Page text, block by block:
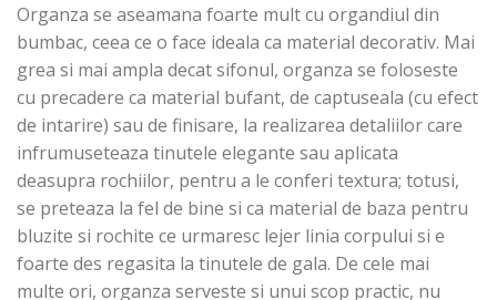
Organza se aseamana foarte mult cu organdiul din
bumbac, ceea ce o face ideala ca material decorativ. Mai
grea si mai ampla decat sifonul, organza se foloseste
cu precadere ca material bufant, de captuseala (cu efect
de intarire) sau de finisare, la realizarea detaliilor care
infrumuseteaza tinutele elegante sau aplicata
deasupra rochiilor, pentru a le conferi textura; totusi,
se preteaza la fel de bine si ca material de baza pentru
bluzite si rochite ce urmaresc lejer linia corpului si e
foarte des regasita la tinutele de gala. De cele mai
multe ori, organza serveste si unui scop practic, nu